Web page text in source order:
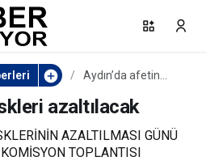
Aydın’da afetin
azaltılacak
AZALTILMASI GÜNÜ
TOPLANTISI